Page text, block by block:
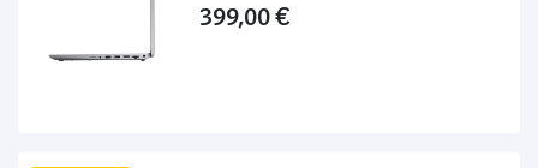
399,00 €